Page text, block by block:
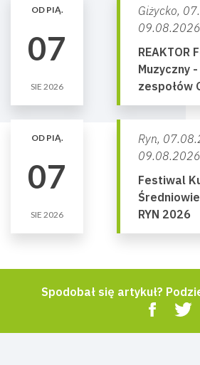
OD PIĄ.
07
SIE 2026
Giżycko,
09.08.2026
REAKTOR
Muzyczny
zespołów
OD PIĄ.
07
SIE 2026
Ryn,
09.08.2026
Festiwal
RYN 2026
Spodobał się artykuł?